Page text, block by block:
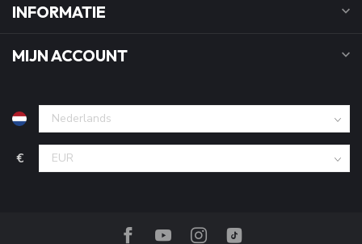
INFORMATIE
MIJN ACCOUNT
€